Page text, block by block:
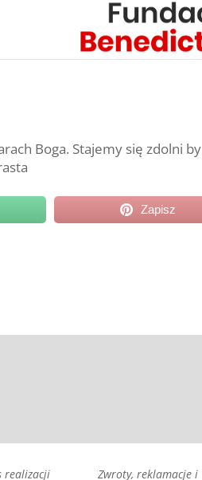
Boga. Stajemy się zdolni by
Zapisz
realizacji
Zwroty, reklamacje i